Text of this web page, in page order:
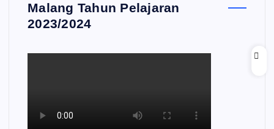
Malang Tahun Pelajaran
2023/2024